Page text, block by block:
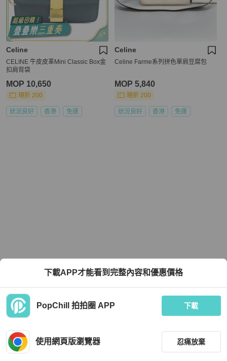
Celine
CELINE 牛皮皮革Mini Classic Box金
扣肩背袋
MOP 10,650
現折 200
狀況良好 香港 免運
Celine
Celine Farme系列拼色單肩豆腐包
MOP 5,840
現折 200
狀況良好 香港 免運
下載APP才能看到完整內容和優惠價格
PopChill 拍拍圈 APP 下載
使用網頁版瀏覽器 忍痛放棄